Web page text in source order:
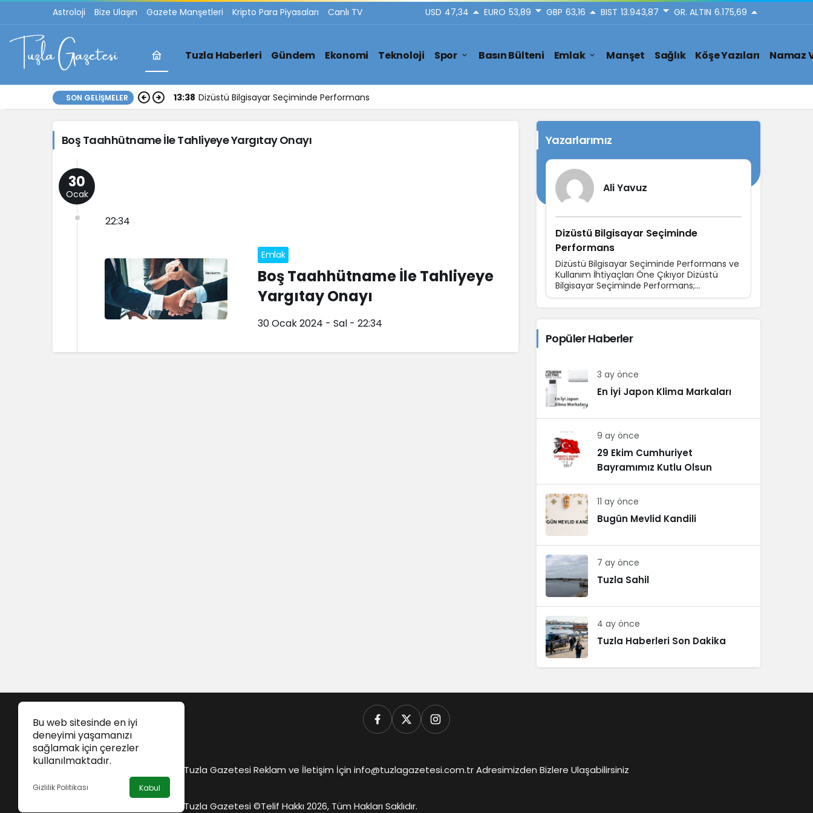
Astroloji Bize Ulaşın Gazete Manşetleri Kripto Para Piyasaları Canlı TV USD 47,34 EURO 53,89 GBP 63,16 BIST 13.943,87 GR. ALTIN 6.175,69
Boş
Taahhütname
Tahliyeye
Yargıtay
Tuzla Haberleri Gündem Ekonomi Teknoloji Spor Basın Bülteni Emlak Manşet Sağlık Köşe Yazıları Namaz
SON GELIŞMELER 13:38 Dizüstü Bilgisayar Seçiminde Performans
Boş Taahhütname İle Tahliyeye Yargıtay Onayı
30
Ocak
22:34
Emlak
Boş Taahhütname İle Tahliyeye
Yargıtay Onayı
30 Ocak 2024 - Sal - 22:34
Yazarlarımız
Ali Yavuz
Dizüstü Bilgisayar Seçiminde
Performans
Dizüstü Bilgisayar Seçiminde Performans ve
Kullanım İhtiyaçları Öne Çıkıyor Dizüstü
Bilgisayar Seçiminde Performans;
Teknolojinin günlük yaşamın...
Popüler Haberler
3 ay önce
En İyi Japon Klima Markaları
9 ay önce
29 Ekim Cumhuriyet
Bayramımız Kutlu Olsun
11 ay önce
Bugün Mevlid Kandili
7 ay önce
Tuzla Sahil
4 ay önce
Tuzla Haberleri Son Dakika
Bu web sitesinde en iyi
deneyimi yaşamanızı
sağlamak için çerezler
kullanılmaktadır.
Gizlilik Politikası Kabul
Tuzla Gazetesi Reklam ve İletişim İçin info@tuzlagazetesi.com.tr Adresimizden Bizlere Ulaşabilirsiniz
Tuzla Gazetesi ©Telif Hakkı 2026, Tüm Hakları Saklıdır.